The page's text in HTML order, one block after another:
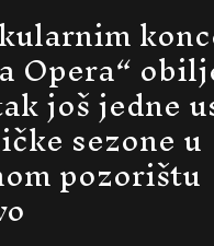
Opera“
još jedne
sezone u
pozorištu